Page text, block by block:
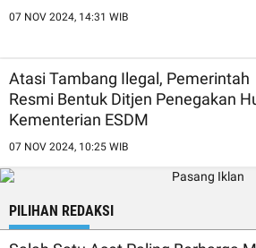
07 NOV 2024, 14:31 WIB
Atasi Tambang Ilegal, Pemerintah
Resmi Bentuk Ditjen Penegakan
Kementerian ESDM
07 NOV 2024, 10:25 WIB
PILIHAN REDAKSI